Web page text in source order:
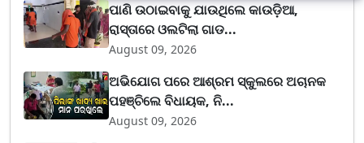
ପାଣି ଉଠାଇବାକୁ ଯାଉଥିଲେ କାଉଡ଼ିଆ,
ରାସ୍ତାରେ ଓଲଟିଲା ଗାଡ...
August 09, 2026
ଅଭିଯୋଗ ପରେ ଆଶ୍ରମ ସ୍କୁଲରେ ଅଚାନକ
ପହଞ୍ଚିଲେ ବିଧାୟକ, ନି...
August 09, 2026